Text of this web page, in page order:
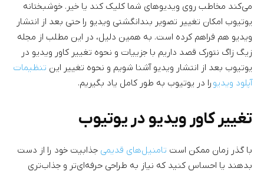
می‌کند مخاطب روی ویدیو‌های شما کلیک کند یا خیر. خوشبختانه
یوتیوب امکان تغییر تصویر بندانگشتی ویدیو را حتی بعد از انتشار
ویدیو هم فراهم کرده است. به همین دلیل، در این مطلب از مجله
زیگ زاگ نتورک قصد داریم با جزییات و نحوه تغییر کاور ویدیو در
یوتیوب بعد از انتشار ویدیو آشنا شویم و نحوه تغییر این تنظیمات
آپلود ویدیو را در یوتیوب به طور کامل یاد بگیریم.
تغییر کاور ویدیو در یوتیوب
با گذر زمان ممکن است تامنیل‌های قدیمی جذابیت خود را از دست
بدهند یا احساس کنید که نیاز به طراحی حرفه‌ای‌تر و جذاب‌تری